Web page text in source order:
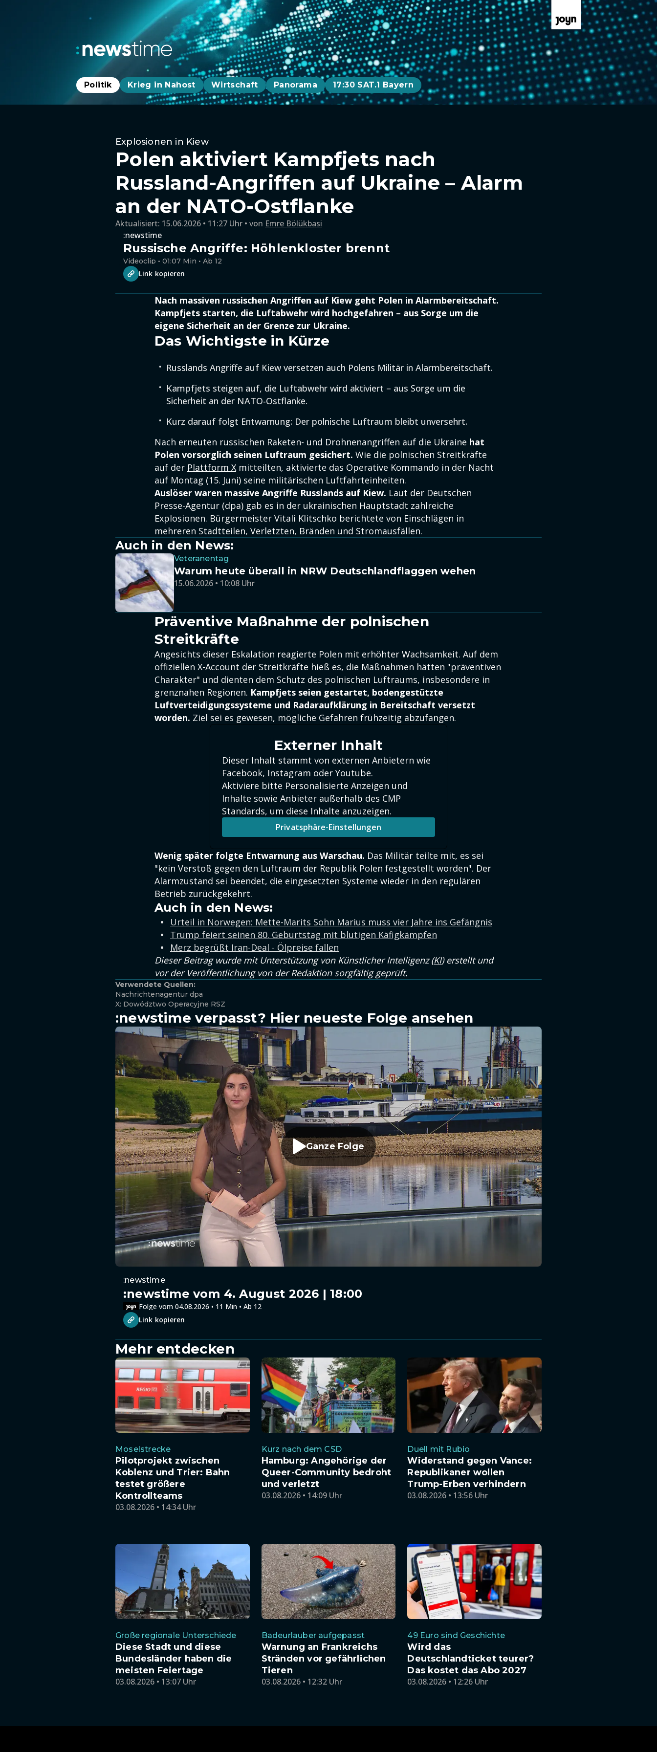
Politik Krieg in Nahost Wirtschaft Panorama 17:30 SAT.1 Bayern
Explosionen in Kiew
Polen aktiviert Kampfjets nach
Russland-Angriffen auf Ukraine – Alarm
an der NATO-Ostflanke
Aktualisiert: 15.06.2026 • 11:27 Uhr von Emre Bölükbasi
:newstime
Russische Angriffe: Höhlenkloster brennt
Videoclip • 01:07 Min • Ab 12
Link kopieren
Nach massiven russischen Angriffen auf Kiew geht Polen in Alarmbereitschaft.
Kampfjets starten, die Luftabwehr wird hochgefahren – aus Sorge um die
eigene Sicherheit an der Grenze zur Ukraine.
Das Wichtigste in Kürze
Russlands Angriffe auf Kiew versetzen auch Polens Militär in Alarmbereitschaft.
Kampfjets steigen auf, die Luftabwehr wird aktiviert – aus Sorge um die
Sicherheit an der NATO-Ostflanke.
Kurz darauf folgt Entwarnung: Der polnische Luftraum bleibt unversehrt.
Nach erneuten russischen Raketen- und Drohnenangriffen auf die Ukraine hat
Polen vorsorglich seinen Luftraum gesichert. Wie die polnischen Streitkräfte
auf der Plattform X mitteilten, aktivierte das Operative Kommando in der Nacht
auf Montag (15. Juni) seine militärischen Luftfahrteinheiten.
Auslöser waren massive Angriffe Russlands auf Kiew. Laut der Deutschen
Presse-Agentur (dpa) gab es in der ukrainischen Hauptstadt zahlreiche
Explosionen. Bürgermeister Vitali Klitschko berichtete von Einschlägen in
mehreren Stadtteilen, Verletzten, Bränden und Stromausfällen.
Auch in den News:
Veteranentag
Warum heute überall in NRW Deutschlandflaggen wehen
15.06.2026 • 10:08 Uhr
Präventive Maßnahme der polnischen
Streitkräfte
Angesichts dieser Eskalation reagierte Polen mit erhöhter Wachsamkeit. Auf dem
offiziellen X-Account der Streitkräfte hieß es, die Maßnahmen hätten "präventiven
Charakter" und dienten dem Schutz des polnischen Luftraums, insbesondere in
grenznahen Regionen. Kampfjets seien gestartet, bodengestützte
Luftverteidigungssysteme und Radaraufklärung in Bereitschaft versetzt
worden. Ziel sei es gewesen, mögliche Gefahren frühzeitig abzufangen.
Externer Inhalt
Dieser Inhalt stammt von externen Anbietern wie
Facebook, Instagram oder Youtube.
Aktiviere bitte Personalisierte Anzeigen und
Inhalte sowie Anbieter außerhalb des CMP
Standards, um diese Inhalte anzuzeigen.
Privatsphäre-Einstellungen
Wenig später folgte Entwarnung aus Warschau. Das Militär teilte mit, es sei
"kein Verstoß gegen den Luftraum der Republik Polen festgestellt worden". Der
Alarmzustand sei beendet, die eingesetzten Systeme wieder in den regulären
Betrieb zurückgekehrt.
Auch in den News:
Urteil in Norwegen: Mette-Marits Sohn Marius muss vier Jahre ins Gefängnis
Trump feiert seinen 80. Geburtstag mit blutigen Käfigkämpfen
Merz begrüßt Iran-Deal - Ölpreise fallen
Dieser Beitrag wurde mit Unterstützung von Künstlicher Intelligenz (KI) erstellt und
vor der Veröffentlichung von der Redaktion sorgfältig geprüft.
Verwendete Quellen:
Nachrichtenagentur dpa
X: Dowództwo Operacyjne RSZ
:newstime verpasst? Hier neueste Folge ansehen
Ganze Folge
:newstime
:newstime vom 4. August 2026 | 18:00
Folge vom 04.08.2026 • 11 Min • Ab 12
Link kopieren
Mehr entdecken
Moselstrecke
Pilotprojekt zwischen
Koblenz und Trier: Bahn
testet größere
Kontrollteams
03.08.2026 • 14:34 Uhr
Kurz nach dem CSD
Hamburg: Angehörige der
Queer-Community bedroht
und verletzt
03.08.2026 • 14:09 Uhr
Duell mit Rubio
Widerstand gegen Vance:
Republikaner wollen
Trump-Erben verhindern
03.08.2026 • 13:56 Uhr
Große regionale Unterschiede
Diese Stadt und diese
Bundesländer haben die
meisten Feiertage
03.08.2026 • 13:07 Uhr
Badeurlauber aufgepasst
Warnung an Frankreichs
Stränden vor gefährlichen
Tieren
03.08.2026 • 12:32 Uhr
49 Euro sind Geschichte
Wird das
Deutschlandticket teurer?
Das kostet das Abo 2027
03.08.2026 • 12:26 Uhr